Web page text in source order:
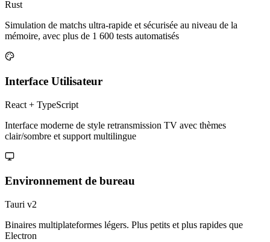
Rust
Simulation de matchs ultra-rapide et sécurisée au niveau de la
mémoire, avec plus de 1 600 tests automatisés
Interface Utilisateur
React + TypeScript
Interface moderne de style retransmission TV avec thèmes
clair/sombre et support multilingue
Environnement de bureau
Tauri v2
Binaires multiplateformes légers. Plus petits et plus rapides que
Electron